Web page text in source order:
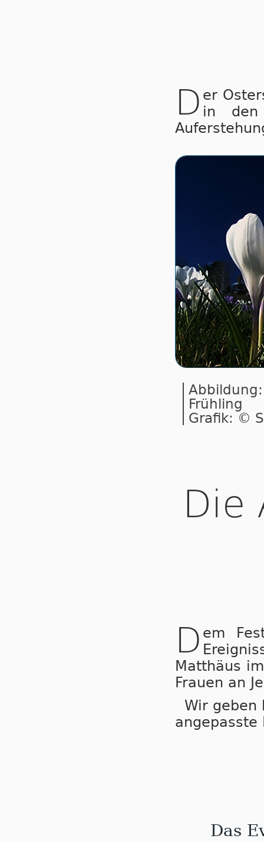
D er
in den
Frühling
Grafik: ©
Die
D em
Matthäus
Frauen an
Wir geben
angepasste
Das